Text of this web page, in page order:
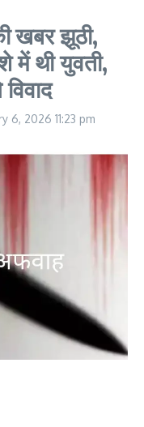
खबर झूठी,
में थी युवती,
6, 2026 11:23 pm